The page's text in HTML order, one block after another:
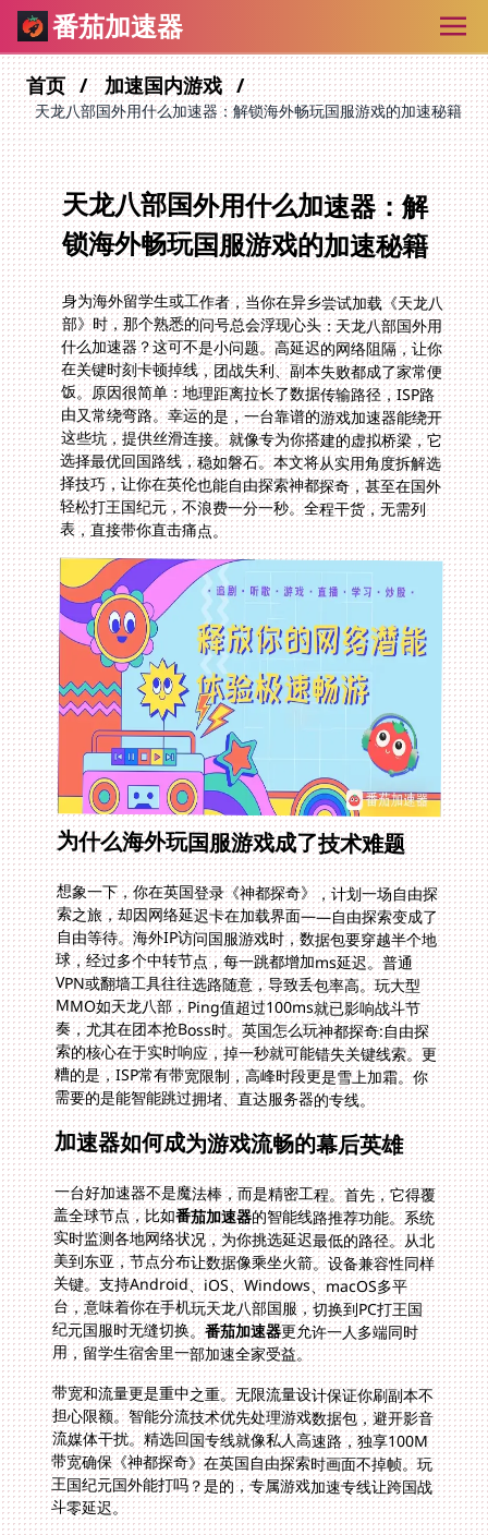
番茄加速器
首页 加速国内游戏
天龙八部国外用什么加速器：解锁海外畅玩国服游戏的加速秘籍
天龙八部国外用什么加速器：解
锁海外畅玩国服游戏的加速秘籍
身为海外留学生或工作者，当你在异乡尝试加载《天龙八
部》时，那个熟悉的问号总会浮现心头：天龙八部国外用
什么加速器？这可不是小问题。高延迟的网络阻隔，让你
在关键时刻卡顿掉线，团战失利、副本失败都成了家常便
饭。原因很简单：地理距离拉长了数据传输路径，ISP路
由又常绕弯路。幸运的是，一台靠谱的游戏加速器能绕开
这些坑，提供丝滑连接。就像专为你搭建的虚拟桥梁，它
选择最优回国路线，稳如磐石。本文将从实用角度拆解选
择技巧，让你在英伦也能自由探索神都探奇，甚至在国外
轻松打王国纪元，不浪费一分一秒。全程干货，无需列
表，直接带你直击痛点。
为什么海外玩国服游戏成了技术难题
想象一下，你在英国登录《神都探奇》，计划一场自由探
索之旅，却因网络延迟卡在加载界面——自由探索变成了
自由等待。海外IP访问国服游戏时，数据包要穿越半个地
球，经过多个中转节点，每一跳都增加ms延迟。普通
VPN或翻墙工具往往选路随意，导致丢包率高。玩大型
MMO如天龙八部，Ping值超过100ms就已影响战斗节
奏，尤其在团本抢Boss时。英国怎么玩神都探奇:自由探
索的核心在于实时响应，掉一秒就可能错失关键线索。更
糟的是，ISP常有带宽限制，高峰时段更是雪上加霜。你
需要的是能智能跳过拥堵、直达服务器的专线。
加速器如何成为游戏流畅的幕后英雄
一台好加速器不是魔法棒，而是精密工程。首先，它得覆
盖全球节点，比如番茄加速器的智能线路推荐功能。系统
实时监测各地网络状况，为你挑选延迟最低的路径。从北
美到东亚，节点分布让数据像乘坐火箭。设备兼容性同样
关键。支持Android、iOS、Windows、macOS多平
台，意味着你在手机玩天龙八部国服，切换到PC打王国
纪元国服时无缝切换。番茄加速器更允许一人多端同时
用，留学生宿舍里一部加速全家受益。
带宽和流量更是重中之重。无限流量设计保证你刷副本不
担心限额。智能分流技术优先处理游戏数据包，避开影音
流媒体干扰。精选回国专线就像私人高速路，独享100M
带宽确保《神都探奇》在英国自由探索时画面不掉帧。玩
王国纪元国外能打吗？是的，专属游戏加速专线让跨国战
斗零延迟。